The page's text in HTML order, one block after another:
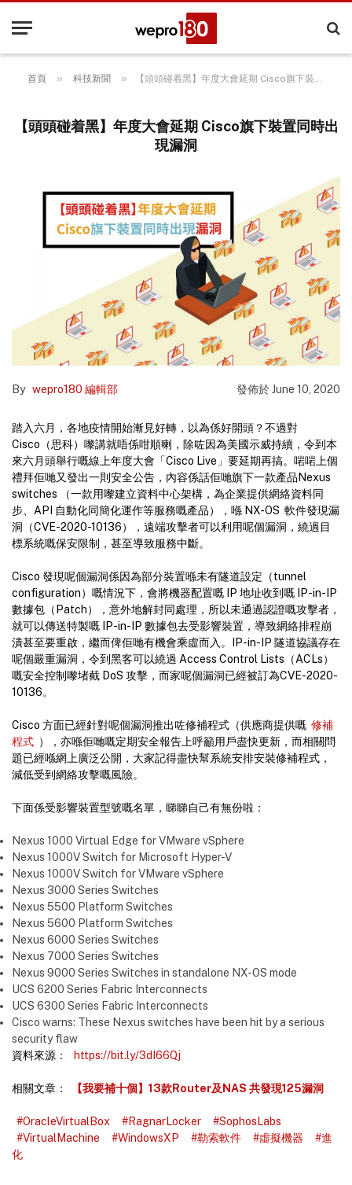
首頁 » 科技新聞 » 【頭頭碰着黑】年度大會延期 Cisco旗下裝置同時出現漏洞
【頭頭碰着黑】年度大會延期 Cisco旗下裝置同時出
現漏洞
By wepro180 編輯部 發佈於June 10, 2020
踏入六月，各地疫情開始漸見好轉，以為係好開頭？不過對
Cisco（思科）嚟講就唔係咁順喇，除咗因為美國示威持續，令到本
來六月頭舉行嘅線上年度大會「Cisco Live」要延期再搞。啱啱上個
禮拜佢哋又發出一則安全公告，內容係話佢哋旗下一款產品Nexus
switches （一款用嚟建立資料中心架構，為企業提供網絡資料同
步、API 自動化同簡化運作等服務嘅產品），喺 NX-OS 軟件發現漏
洞（CVE-2020-10136），遠端攻擊者可以利用呢個漏洞，繞過目
標系統嘅保安限制，甚至導致服務中斷。
Cisco 發現呢個漏洞係因為部分裝置喺未有隧道設定（tunnel
configuration）嘅情況下，會將機器配置嘅 IP 地址收到嘅 IP-in-IP
數據包（Patch），意外地解封同處理，所以未通過認證嘅攻擊者，
就可以傳送特製嘅 IP-in-IP 數據包去受影響裝置，導致網絡排程崩
潰甚至要重啟，繼而俾佢哋有機會乘虛而入。IP-in-IP 隧道協議存在
呢個嚴重漏洞，令到黑客可以繞過 Access Control Lists（ACLs）
嘅安全控制嚟堵截 DoS 攻擊，而家呢個漏洞已經被訂為CVE-2020-
10136。
Cisco 方面已經針對呢個漏洞推出咗修補程式（供應商提供嘅 修補
程式 ），亦喺佢哋嘅定期安全報告上呼籲用戶盡快更新，而相關問
題已經喺網上廣泛公開，大家記得盡快幫系統安排安裝修補程式，
減低受到網絡攻擊嘅風險。
下面係受影響裝置型號嘅名單，睇睇自己有無份啦：
Nexus 1000 Virtual Edge for VMware vSphere
Nexus 1000V Switch for Microsoft Hyper-V
Nexus 1000V Switch for VMware vSphere
Nexus 3000 Series Switches
Nexus 5500 Platform Switches
Nexus 5600 Platform Switches
Nexus 6000 Series Switches
Nexus 7000 Series Switches
Nexus 9000 Series Switches in standalone NX-OS mode
UCS 6200 Series Fabric Interconnects
UCS 6300 Series Fabric Interconnects
Cisco warns: These Nexus switches have been hit by a serious
security flaw
資料來源：
https://bit.ly/3dI66Qj
相關文章： 【我要補十個】13款Router及NAS 共發現125漏洞
#OracleVirtualBox #RagnarLocker
#SophosLabs
#VirtualMachine
#WindowsXP #勒索軟件 #虛擬機器
#進
化